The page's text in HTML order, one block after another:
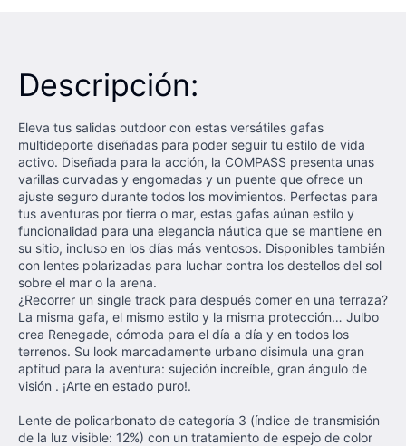
Descripción:
Eleva tus salidas outdoor con estas versátiles gafas
multideporte diseñadas para poder seguir tu estilo de vida
activo. Diseñada para la acción, la COMPASS presenta unas
varillas curvadas y engomadas y un puente que ofrece un
ajuste seguro durante todos los movimientos. Perfectas para
tus aventuras por tierra o mar, estas gafas aúnan estilo y
funcionalidad para una elegancia náutica que se mantiene en
su sitio, incluso en los días más ventosos. Disponibles también
con lentes polarizadas para luchar contra los destellos del sol
sobre el mar o la arena.
¿Recorrer un single track para después comer en una terraza?
La misma gafa, el mismo estilo y la misma protección… Julbo
crea Renegade, cómoda para el día a día y en todos los
terrenos. Su look marcadamente urbano disimula una gran
aptitud para la aventura: sujeción increíble, gran ángulo de
visión . ¡Arte en estado puro!.
Lente de policarbonato de categoría 3 (índice de transmisión
de la luz visible: 12%) con un tratamiento de espejo de color